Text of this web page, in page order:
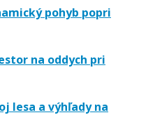
pohyb popri
na oddych pri
lesa a výhľady na